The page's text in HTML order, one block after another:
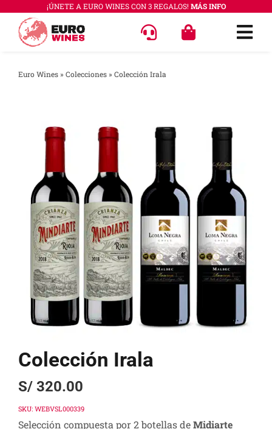
contenido
¡ÚNETE A EURO WINES CON 3 REGALOS! MÁS INFO
Euro Wines» Colecciones» Colección Irala
Colección Irala
S/320.00
SKU: WEBVSL000339
Selección compuesta por 2 botellas deMidiarte